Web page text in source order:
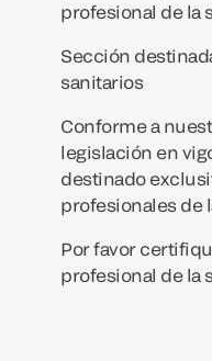
profesional de la
Sección
sanitarios
Conforme a
legislación en
destinado
profesionales de
Por favor
profesional de la